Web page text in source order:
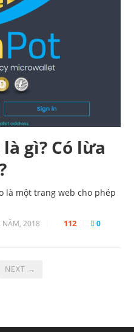
gì? Có lừa
là một trang web cho phép
NĂM, 2018 112 0
NEXT →